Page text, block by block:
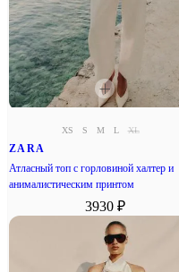
XS S M L XL
ZARA
Атласный топ с горловиной халтер и
анималистическим принтом
3930 ₽